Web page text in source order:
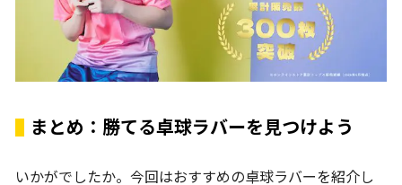
まとめ：勝てる卓球ラバーを見つけよう
いかがでしたか。今回はおすすめの卓球ラバーを紹介し